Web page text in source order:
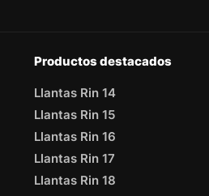
Productos destacados
Llantas Rin 14
Llantas Rin 15
Llantas Rin 16
Llantas Rin 17
Llantas Rin 18